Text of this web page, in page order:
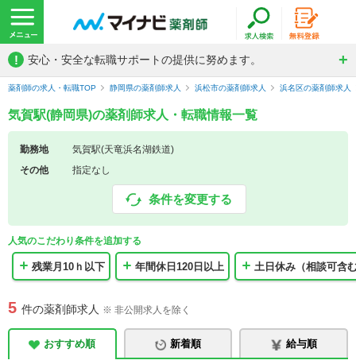
! 安心・安全な転職サポートの提供に努めます。
薬剤師の求人・転職TOP 静岡県の薬剤師求人 浜松市の薬剤師求人 浜名区の薬剤師求人
気賀駅(静岡県)の薬剤師求人・転職情報一覧
勤務地
気賀駅(天竜浜名湖鉄道)
その他
指定なし
条件を変更する
人気のこだわり条件を追加する
残業月10ｈ以下 年間休日120日以上 土日休み（相談可含
5 件の薬剤師求人 ※ 非公開求人を除く
おすすめ順 新着順 給与順